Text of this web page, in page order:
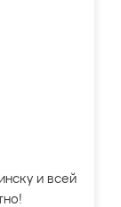
и всей